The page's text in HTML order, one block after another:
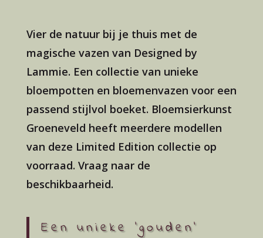
Vier de natuur bij je thuis met de
magische vazen van Designed by
Lammie. Een collectie van unieke
bloempotten en bloemenvazen voor een
passend stijlvol boeket. Bloemsierkunst
Groeneveld heeft meerdere modellen
van deze Limited Edition collectie op
voorraad. Vraag naar de
beschikbaarheid.
Een unieke 'gouden'